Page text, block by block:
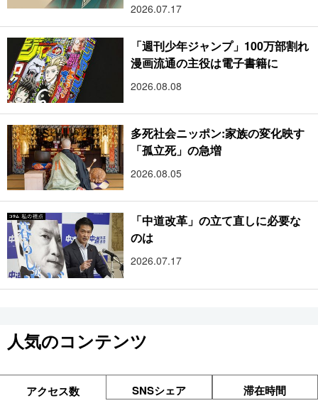
2026.07.17
「週刊少年ジャンプ」100万部割れ
漫画流通の主役は電子書籍に
2026.08.08
多死社会ニッポン:家族の変化映す
「孤立死」の急増
2026.08.05
「中道改革」の立て直しに必要な
のは
2026.07.17
人気のコンテンツ
アクセス数 SNSシェア 滞在時間